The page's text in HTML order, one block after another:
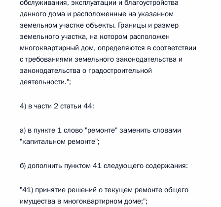
обслуживания, эксплуатации и благоустройства
данного дома и расположенные на указанном
земельном участке объекты. Границы и размер
земельного участка, на котором расположен
многоквартирный дом, определяются в соответствии
с требованиями земельного законодательства и
законодательства о градостроительной
деятельности.";
4) в части 2 статьи 44:
а) в пункте 1 слово "ремонте" заменить словами
"капитальном ремонте";
б) дополнить пунктом 41 следующего содержания:
"41) принятие решений о текущем ремонте общего
имущества в многоквартирном доме;";